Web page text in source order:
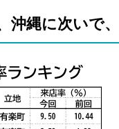
縄に次いで